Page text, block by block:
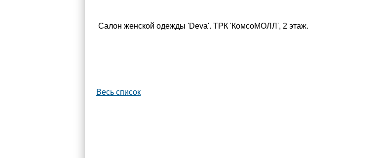
Салон женской одежды 'Deva'. ТРК 'КомсоМОЛЛ', 2 этаж.
Весь список